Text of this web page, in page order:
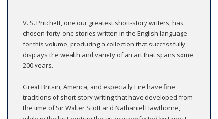
V. S. Pritchett, one our greatest short-story writers, has
chosen forty-one stories written in the English language
for this volume, producing a collection that successfully
displays the wealth and variety of an art that spans some
200 years.
Great Britain, America, and especially Eire have fine
traditions of short-story writing that have developed from
the time of Sir Walter Scott and Nathaniel Hawthorne,